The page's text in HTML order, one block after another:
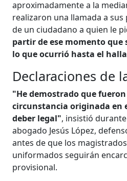
aproximadamente a la
realizaron una llamada a
de un ciudadano a quien le
partir de ese momento que
lo que ocurrió hasta el
Declaraciones de
"He demostrado que
circunstancia originada en
deber legal", insistió
abogado Jesús López,
antes de que los
uniformados seguirán
provisional.